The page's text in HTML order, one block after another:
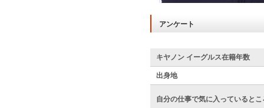
アンケート
キヤノン イーグルス在籍年数
出身地
自分の仕事で気に入っているとこ